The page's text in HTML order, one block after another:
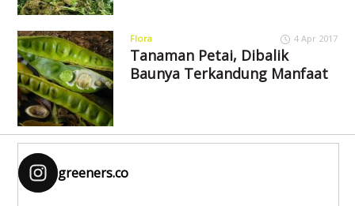
Flora 4 Apr 2017
Tanaman Petai, Dibalik
Baunya Terkandung Manfaat
greeners.co